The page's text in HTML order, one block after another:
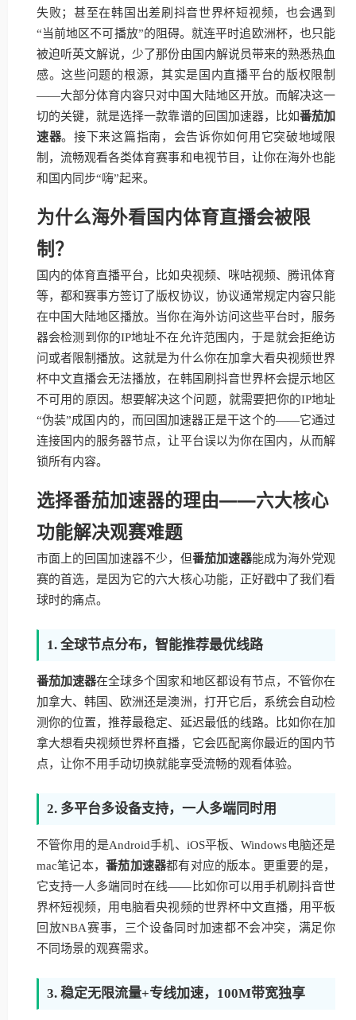
失败；甚至在韩国出差刷抖音世界杯短视频，也会遇到
“当前地区不可播放”的阻碍。就连平时追欧洲杯，也只能
被迫听英文解说，少了那份由国内解说员带来的熟悉热血
感。这些问题的根源，其实是国内直播平台的版权限制
——大部分体育内容只对中国大陆地区开放。而解决这一
切的关键，就是选择一款靠谱的回国加速器，比如番茄加
速器。接下来这篇指南，会告诉你如何用它突破地域限
制，流畅观看各类体育赛事和电视节目，让你在海外也能
和国内同步“嗨”起来。
为什么海外看国内体育直播会被限
制？
国内的体育直播平台，比如央视频、咪咕视频、腾讯体育
等，都和赛事方签订了版权协议，协议通常规定内容只能
在中国大陆地区播放。当你在海外访问这些平台时，服务
器会检测到你的IP地址不在允许范围内，于是就会拒绝访
问或者限制播放。这就是为什么你在加拿大看央视频世界
杯中文直播会无法播放，在韩国刷抖音世界杯会提示地区
不可用的原因。想要解决这个问题，就需要把你的IP地址
“伪装”成国内的，而回国加速器正是干这个的——它通过
连接国内的服务器节点，让平台误以为你在国内，从而解
锁所有内容。
选择番茄加速器的理由——六大核心
功能解决观赛难题
市面上的回国加速器不少，但番茄加速器能成为海外党观
赛的首选，是因为它的六大核心功能，正好戳中了我们看
球时的痛点。
1. 全球节点分布，智能推荐最优线路
番茄加速器在全球多个国家和地区都设有节点，不管你在
加拿大、韩国、欧洲还是澳洲，打开它后，系统会自动检
测你的位置，推荐最稳定、延迟最低的线路。比如你在加
拿大想看央视频世界杯直播，它会匹配离你最近的国内节
点，让你不用手动切换就能享受流畅的观看体验。
2. 多平台多设备支持，一人多端同时用
不管你用的是Android手机、iOS平板、Windows电脑还是
mac笔记本，番茄加速器都有对应的版本。更重要的是，
它支持一人多端同时在线——比如你可以用手机刷抖音世
界杯短视频，用电脑看央视频的世界杯中文直播，用平板
回放NBA赛事，三个设备同时加速都不会冲突，满足你
不同场景的观赛需求。
3. 稳定无限流量+专线加速，100M带宽独享